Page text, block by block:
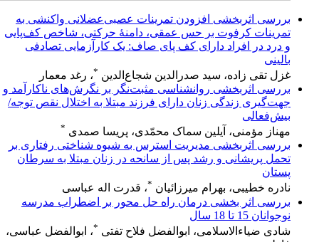
بررسی اثربخشی افزودن تمرینات عصبی‌عضلانی واکنشی به
تمرینات کرفوت بر حس عمقی، دامنۀ حرکتی، شاخص کف‌پایی
و درد در افراد دارای کف ‌پای‌ صاف: یک کارآزمایی تصادفی
بالینی
غزل تقی زاده، سید صدرالدین شجاع‌الدین *، رغد معمار
بررسی اثربخشی روانشناسی مثبت‌نگر بر نگرش‌های ناکارآمد و
جهت‌گیری زندگی زنان دارای فرزند مبتلا به اختلال نقص توجه/
بیش‌فعالی
مهناز مؤمنی، آیلین سماک محمّدی، پریسا صمدی *
بررسی اثربخشی مدیریت استرس به شیوه شناختی رفتاری بر
تحمل پریشانی و رشد پس از سانحه در زنان مبتلا به سرطان
پستان
نادره خطیبی، بهرام میرزائیان * ، قدرت اله عباسی
بررسی اثر بخشی درمان راه حل محور بر اضطراب مدرسه
نوجوانان 15 تا 18 سال
شادی ضیاءالاسلامی، ابوالفضل فلاح تفتی *، ابوالفضل عباسی،